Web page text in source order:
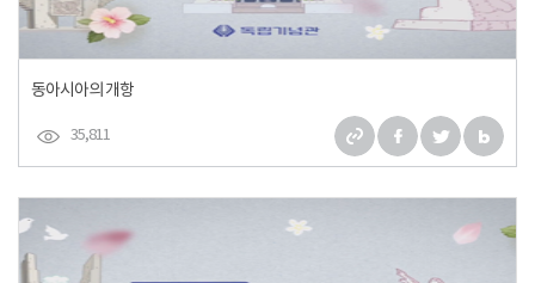
동아시아의 개항
35,811